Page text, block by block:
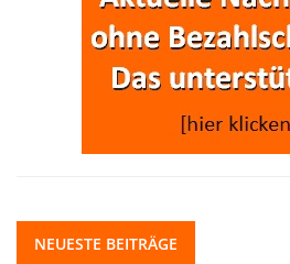
NEUESTE BEITRÄGE